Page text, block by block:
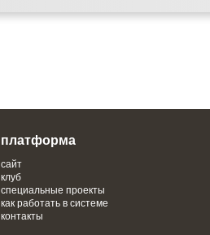
платформа
сайт
клуб
специальные проекты
как работать в системе
контакты